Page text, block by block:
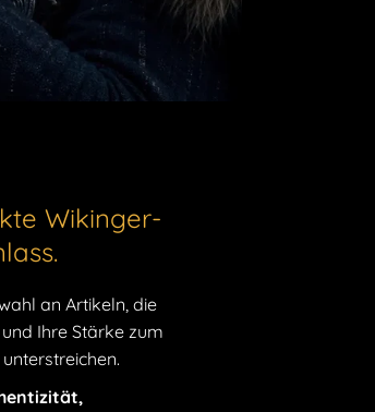
Wikinger-
an Artikeln, die
Ihre Stärke zum